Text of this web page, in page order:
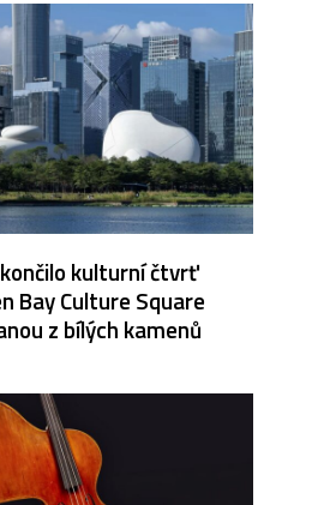
kulturní čtvrť
Bay Culture Square
z bílých kamenů